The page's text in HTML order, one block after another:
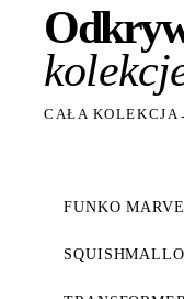
CAŁA KOLEKCJA
FUNKO